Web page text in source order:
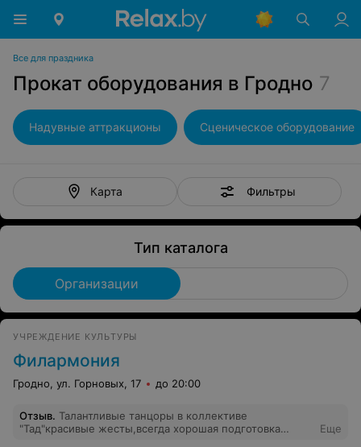
Все для праздника
Прокат оборудования в Гродно 7
Надувные аттракционы Сценическое оборудование
Карта Фильтры
Тип каталога
Организации
УЧРЕЖДЕНИЕ КУЛЬТУРЫ
Филармония
Гродно, ул. Горновых, 17 до 20:00
Отзыв. Талантливые танцоры в коллективе
"Тад"красивые жесты,всегда хорошая подготовка
Еще